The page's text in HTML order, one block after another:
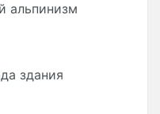
альпинизм
здания